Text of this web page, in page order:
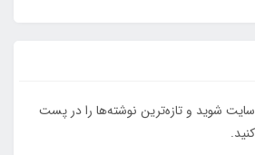
شوید و تازه‌ترین نوشته‌ها را در پست